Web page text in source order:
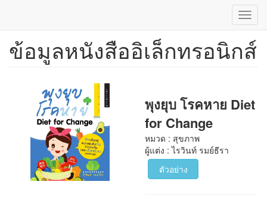
ข้าม
ข้อมูลหนังสืออิเล็กทรอนิกส์
พุงยุบ โรคหาย Diet
for Change
หมวด : สุขภาพ
ผู้แต่ง : ไรวินท์ รมย์ธีรา
ตัวอย่าง